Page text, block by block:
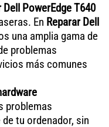
Dell PowerEdge T640
En Reparar Dell
una amplia gama de
problemas
más comunes
problemas
tu ordenador, sin